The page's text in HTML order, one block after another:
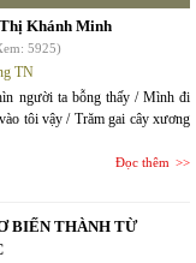
Khánh Minh
5925)
TN
người ta bỗng thấy / Mình đi
tôi vậy / Trăm gai cây xương
Đọc thêm
BIẾN THÀNH TỪ